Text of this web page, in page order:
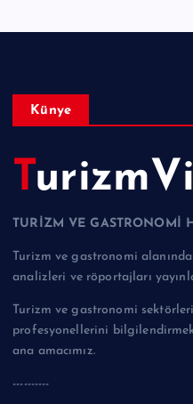
Künye
TURİZM VE GASTRONOMİ
Turizm ve gastronomi
analizleri ve röportajları
Turizm ve gastronomi
profesyonellerini
ana amacımız.
----------